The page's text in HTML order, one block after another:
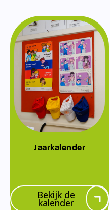
Jaarkalender
Bekijk de
kalender